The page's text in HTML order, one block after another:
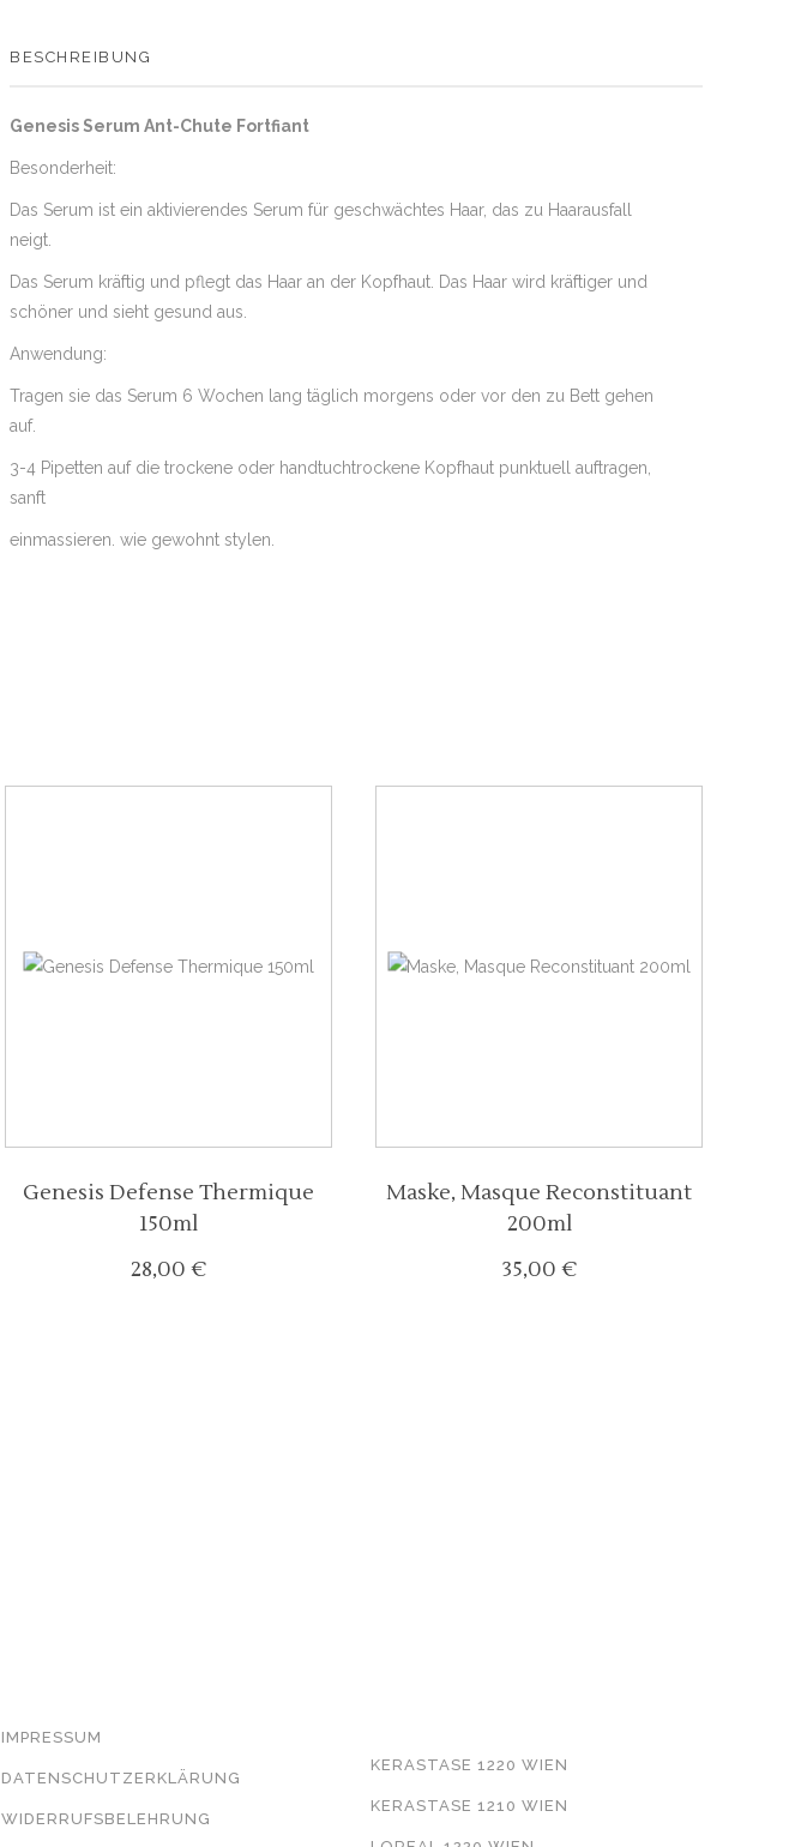
BESCHREIBUNG
Genesis Serum Ant-Chute Fortfiant
Besonderheit:
Das Serum ist ein aktivierendes Serum für geschwächtes Haar, das zu Haarausfall
neigt.
Das Serum kräftig und pflegt das Haar an der Kopfhaut. Das Haar wird kräftiger und
schöner und sieht gesund aus.
Anwendung:
Tragen sie das Serum 6 Wochen lang täglich morgens oder vor den zu Bett gehen
auf.
3-4 Pipetten auf die trockene oder handtuchtrockene Kopfhaut punktuell auftragen,
sanft
einmassieren. wie gewohnt stylen.
Genesis Defense Thermique
150ml
28,00 €
Maske, Masque Reconstituant
200ml
35,00 €
IMPRESSUM
DATENSCHUTZERKLÄRUNG
WIDERRUFSBELEHRUNG
KERASTASE 1220 WIEN
KERASTASE 1210 WIEN